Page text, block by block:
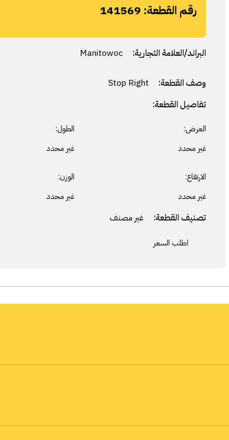
رقم القطعة: 141569
البراند/العلامة التجارية: Manitowoc
وصف القطعة:
تفاصيل القطعة:
العرض:
غير محدد
الطول:
غير محدد
الارتفاع:
غير محدد
الوزن:
غير محدد
تصنيف القطعة: غير مصنف
اطلب السعر